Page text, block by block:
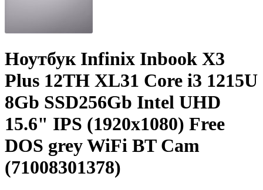
Ноутбук Infinix Inbook X3
Plus 12TH XL31 Core i3 1215U
8Gb SSD256Gb Intel UHD
15.6" IPS (1920x1080) Free
DOS grey WiFi BT Cam
(71008301378)